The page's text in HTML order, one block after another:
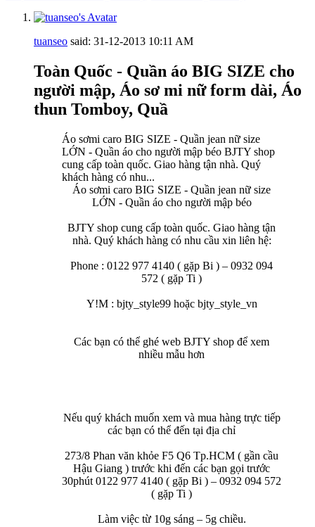
tuanseo said: 31-12-2013 10:11 AM
Toàn Quốc - Quần áo BIG SIZE cho
người mập, Áo sơ mi nữ form dài, Áo
thun Tomboy, Quầ
Áo sơmi caro BIG SIZE - Quần jean nữ size
LỚN - Quần áo cho người mập béo BJTY shop
cung cấp toàn quốc. Giao hàng tận nhà. Quý
khách hàng có nhu...
Áo sơmi caro BIG SIZE - Quần jean nữ size
LỚN - Quần áo cho người mập béo
BJTY shop cung cấp toàn quốc. Giao hàng tận
nhà. Quý khách hàng có nhu cầu xin liên hệ:
Phone : 0122 977 4140 ( gặp Bi ) – 0932 094
572 ( gặp Ti )
Y!M : bjty_style99 hoặc bjty_style_vn
Các bạn có thể ghé web BJTY shop để xem
nhiều mẫu hơn
Nếu quý khách muốn xem và mua hàng trực tiếp
các bạn có thể đến tại địa chỉ
273/8 Phan văn khỏe F5 Q6 Tp.HCM ( gần cầu
Hậu Giang ) trước khi đến các bạn gọi trước
30phút 0122 977 4140 ( gặp Bi ) – 0932 094 572
( gặp Ti )
Làm việc từ 10g sáng – 5g chiều.